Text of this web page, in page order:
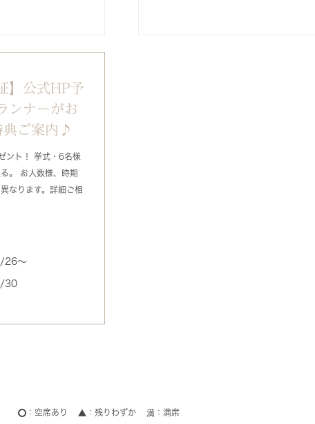
】公式HP予
ンナーがお
典ご案内♪
ント！ 挙式・6名様
。 お人数様、時期
なります。詳細ご相
26〜
30
空席あり 残りわずか 満席